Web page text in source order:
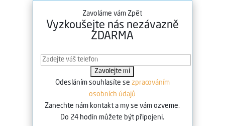
Zavoláme vám Zpět
Vyzkoušejte nás nezávazně
ZDARMA
Odesláním souhlasíte se zpracováním
osobních údajů
Zanechte nám kontakt a my se vám ozveme.
Do 24 hodin můžete být připojeni.